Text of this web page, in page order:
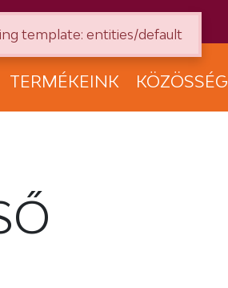
TERMÉKEINK KÖZÖSSÉG
template: entities/default